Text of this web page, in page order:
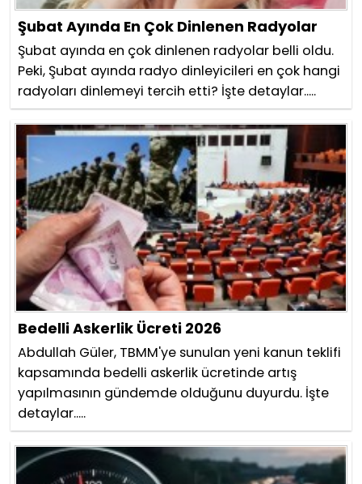
Şubat Ayında En Çok Dinlenen Radyolar
Şubat ayında en çok dinlenen radyolar belli oldu.
Peki, Şubat ayında radyo dinleyicileri en çok hangi
radyoları dinlemeyi tercih etti? İşte detaylar.....
Bedelli Askerlik Ücreti 2026
Abdullah Güler, TBMM'ye sunulan yeni kanun teklifi
kapsamında bedelli askerlik ücretinde artış
yapılmasının gündemde olduğunu duyurdu. İşte
detaylar.....